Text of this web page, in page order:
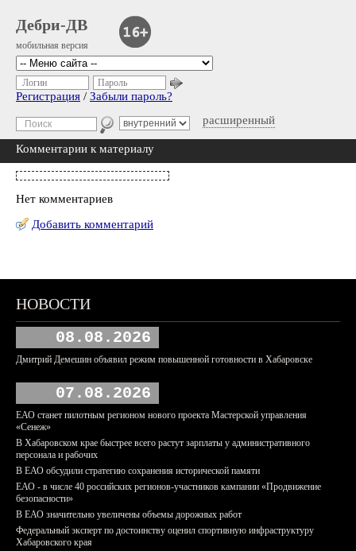
Дебри-ДВ
мобильная версия
расширенный
Логин Пароль
Регистрация / Забыли пароль?
Комментарии к материалу
Нет комментариев
Добавить комментарий
НОВОСТИ
08.08.2026
Дмитрий Демешин объявил режим повышенной готовности в Хабаровске
07.08.2026
ЕАО станет пилотным регионом нового проекта Мастерской управления
«Сенеж»
В Хабаровском крае быстрее всего растут зарплаты у административного
персонала и рабочих
В ЕАО обсудили стратегию сохранения исторической памяти
ЕАО - в числе 40 российских регионов-участников кампании «Продвижение
безопасности»
В ЕАО значительно увеличены объемы дорожных работ
Федеральный эксперт по достоинству оценил спортивную инфраструктуру
Хабаровского края